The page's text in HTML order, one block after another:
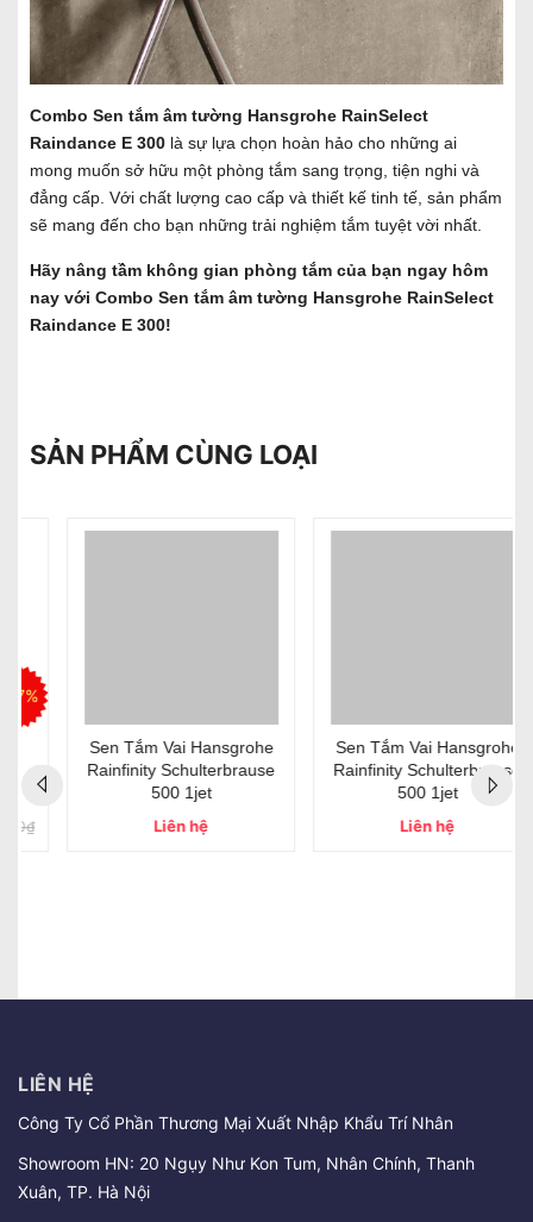
Combo Sen tắm âm tường Hansgrohe RainSelect
Raindance E 300 là sự lựa chọn hoàn hảo cho những ai
mong muốn sở hữu một phòng tắm sang trọng, tiện nghi và
đẳng cấp. Với chất lượng cao cấp và thiết kế tinh tế, sản phẩm
sẽ mang đến cho bạn những trải nghiệm tắm tuyệt vời nhất.
Hãy nâng tầm không gian phòng tắm của bạn ngay hôm
nay với Combo Sen tắm âm tường Hansgrohe RainSelect
Raindance E 300!
SẢN PHẨM CÙNG LOẠI
Sen Tắm Vai Hansgrohe
Rainfinity Schulterbrause
500 1jet
Liên hệ
Sen Tắm Vai Hansgrohe
Rainfinity Schulterbrause
500 1jet
Liên hệ
LIÊN HỆ
Công Ty Cổ Phần Thương Mại Xuất Nhập Khẩu Trí Nhân
Showroom HN: 20 Ngụy Như Kon Tum, Nhân Chính, Thanh
Xuân, TP. Hà Nội